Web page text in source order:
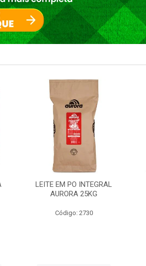
LEITE EM PO INTEGRAL
AURORA 25KG
Código: 2730